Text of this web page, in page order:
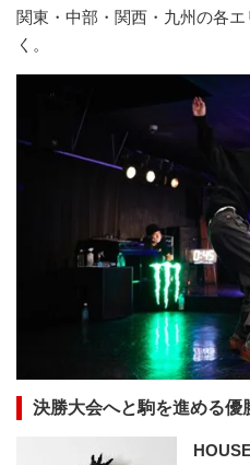
関東・中部・関西・九州の各
く。
決勝大会へと駒を進める優